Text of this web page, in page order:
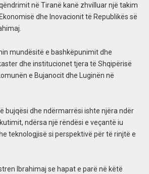
në Tiranë kanë zhvilluar një takim
dhe Inovacionit të Republikës së
mundësitë e bashkëpunimit dhe
dhe institucionet tjera të Shqipërisë
e Bujanocit dhe Luginën në
bujqësi dhe ndërmarrësi ishte njëra ndër
ndërsa një rëndësi e veçantë iu
teknologjisë si perspektivë për të rinjtë e
Ibrahimaj se hapat e parë në këtë